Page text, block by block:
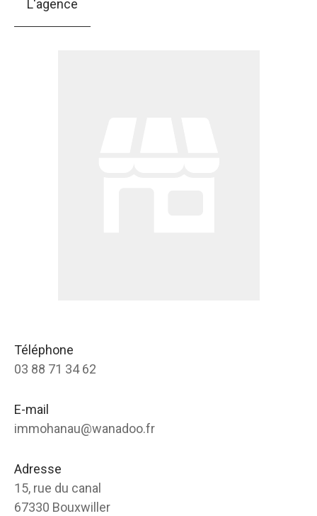
L'agence
Téléphone
03 88 71 34 62
E-mail
immohanau@wanadoo.fr
Adresse
15, rue du canal
67330 Bouxwiller